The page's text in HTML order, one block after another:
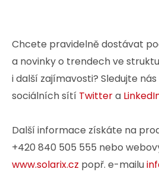
Chcete pravidelně dostávat
a novinky o trendech ve
i další zajímavosti? Sledujte
sociálních sítí Twittera
Další informace získáte na
+420 840 505 555 nebo
www.solarix.cz popř. e-mailu